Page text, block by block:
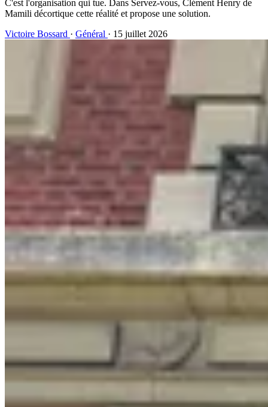
C'est l'organisation qui tue. Dans Servez-vous, Clément Henry de
Mamili décortique cette réalité et propose une solution.
Victoire Bossard · Général · 15 juillet 2026